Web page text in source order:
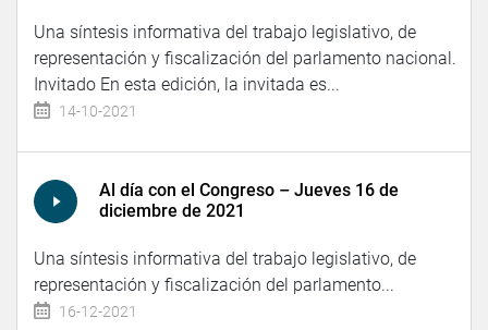
Una síntesis informativa del trabajo legislativo, de
representación y fiscalización del parlamento nacional.
Invitado En esta edición, la invitada es...
14-10-2021
Al día con el Congreso – Jueves 16 de
diciembre de 2021
Una síntesis informativa del trabajo legislativo, de
representación y fiscalización del parlamento...
16-12-2021